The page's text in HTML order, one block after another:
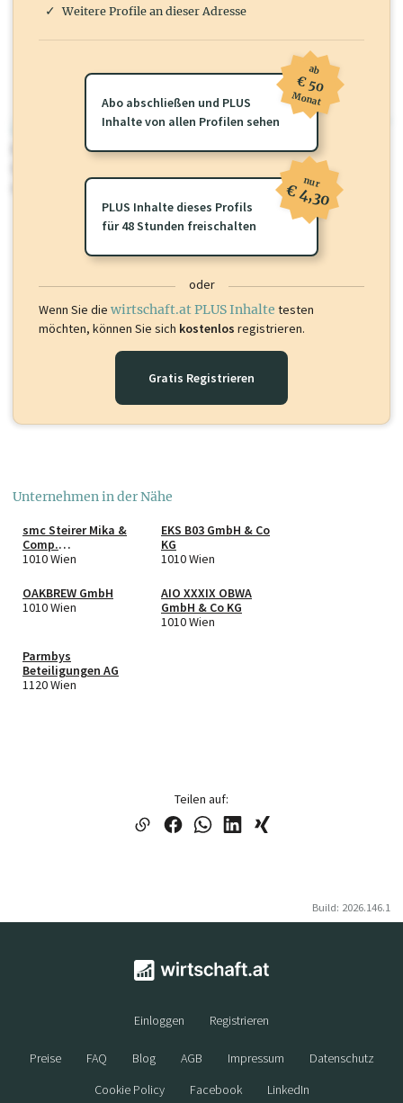
wirtschaft.at PLUS
Für dieses Profil gibt es zusätzlichewirtschaft.at PLUS Inhalte
Sie momentan nicht einsehen können. Schalten Sie dieses Profil frei
oder loggen Sie sich ein um diese Inhalte zu sehen.
Weitere Profile an dieser Adresse
Abo abschließen und PLUS
Inhalte von allen Profilen sehen
ab
€ 50
Monat
PLUS Inhalte dieses Profils
für 48 Stunden freischalten
nur
€ 4,30
oder
Wenn Sie die wirtschaft.at PLUS Inhalte testen
möchten, können Sie sich kostenlos registrieren.
Gratis Registrieren
Unternehmen in der Nähe
smc Steirer Mika &
Comp.
Wirtschaftsprüfung
GmbH
1010 Wien
EKS B03 GmbH & Co
KG
1010 Wien
OAKBREW GmbH
1010 Wien
AIO XXXIX OBWA
GmbH & Co KG
1010 Wien
Parmbys
Beteiligungen AG
1120 Wien
Teilen auf:
Build: 2026.146.1
Einloggen Registrieren
Preise FAQ Blog AGB Impressum
Datenschutz
Cookie Policy
Facebook LinkedIn